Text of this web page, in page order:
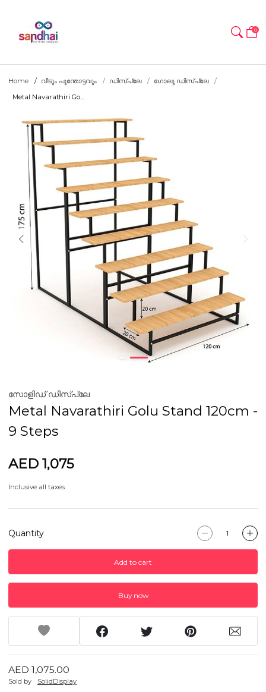
0
Home വീടും പൂന്തോട്ടവും ഡിസ്പ്ലേ
ഗോലു ഡിസ്പ്ലേ
Metal Navarathiri Go...
സോളിഡ് ഡിസ്പ്ലേ
Metal Navarathiri Golu Stand 120cm -
9 Steps
AED 1,075
Inclusive all taxes
Quantity
Add to cart
Buy now
AED 1,075.00
Sold by SolidDisplay